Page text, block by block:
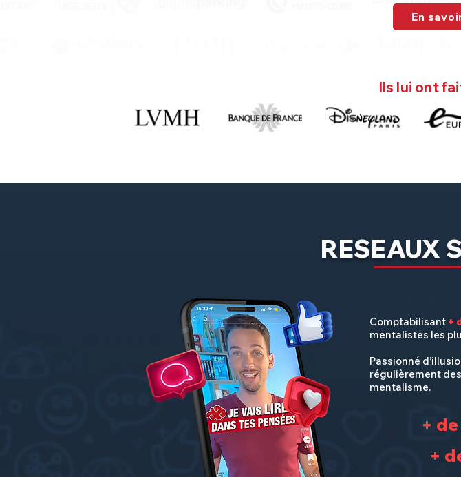
En
Ils lui ont
RESEAUX
Comptabilisant +
mentalistes les
Passionné
régulièrement
mentalisme.
+
+